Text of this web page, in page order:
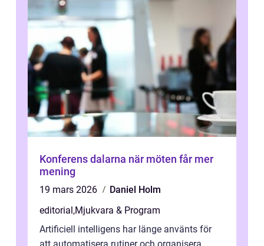
Konferens dalarna när möten får mer
mening
19 mars 2026
Daniel Holm
editorial,Mjukvara & Program
Artificiell intelligens har länge använts för
att automatisera rutiner och organisera